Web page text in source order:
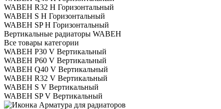
WABEH R32 H Горизонтальный
WABEH S H Горизонтальный
WABEH SP H Горизонтальный
Вертикальные радиаторы WABEH
Все товары категории
WABEH P30 V Вертикальный
WABEH P60 V Вертикальный
WABEH Q40 V Вертикальный
WABEH R32 V Вертикальный
WABEH S V Вертикальный
WABEH SP V Вертикальный